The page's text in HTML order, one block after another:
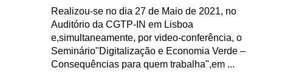
Realizou-se no dia 27 de Maio de 2021, no
Auditório da CGTP-IN em Lisboa
e,simultaneamente, por video-conferência, o
Seminário"Digitalização e Economia Verde –
Consequências para quem trabalha",em ...